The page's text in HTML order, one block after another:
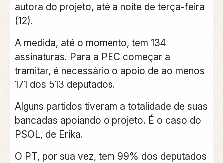
autora do projeto, até a noite de terça-feira
(12).
A medida, até o momento, tem 134
assinaturas. Para a PEC começar a
tramitar, é necessário o apoio de ao menos
171 dos 513 deputados.
Alguns partidos tiveram a totalidade de suas
bancadas apoiando o projeto. É o caso do
PSOL, de Erika.
O PT, por sua vez, tem 99% dos deputados